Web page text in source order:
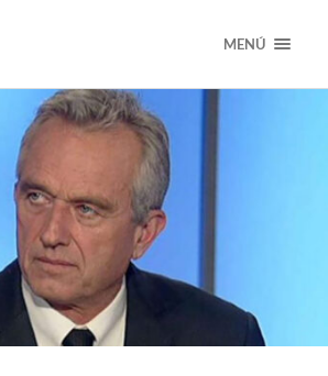
MENÚ